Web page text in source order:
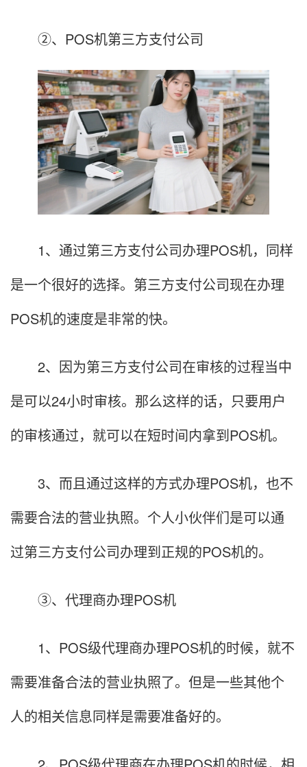
②、POS机第三方支付公司
1、通过第三方支付公司办理POS机，同样
是一个很好的选择。第三方支付公司现在办理
POS机的速度是非常的快。
2、因为第三方支付公司在审核的过程当中
是可以24小时审核。那么这样的话，只要用户
的审核通过，就可以在短时间内拿到POS机。
3、而且通过这样的方式办理POS机，也不
需要合法的营业执照。个人小伙伴们是可以通
过第三方支付公司办理到正规的POS机的。
③、代理商办理POS机
1、POS级代理商办理POS机的时候，就不
需要准备合法的营业执照了。但是一些其他个
人的相关信息同样是需要准备好的。